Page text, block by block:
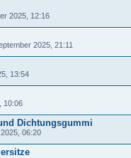
2025, 12:16
2025, 21:11
13:54
10:06
Dichtungsgummi
06:20